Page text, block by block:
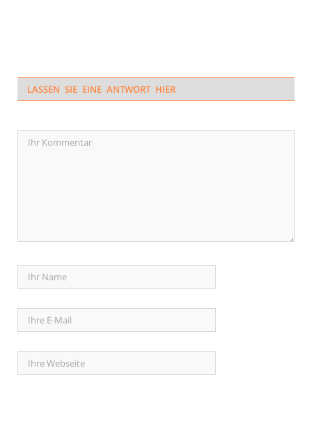
LASSEN SIE EINE ANTWORT HIER